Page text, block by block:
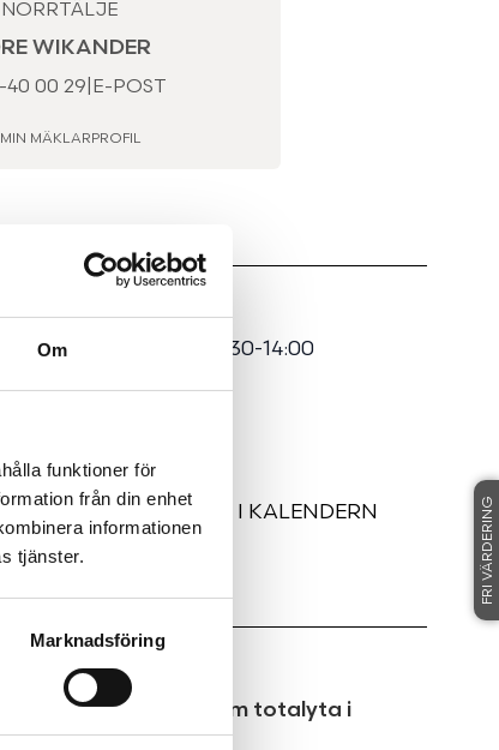
Om
funktioner för
från din enhet
informationen
tjänster.
Marknadsföring
NORRTÄLJE
WIKANDER
40 00 29 E-POST
MÄKLARPROFIL
2026-08-16 - 13:30-14:00
LÄGG TILL I KALENDERN
hem om 94 kvm totalyta i
FRI VÄRDERING